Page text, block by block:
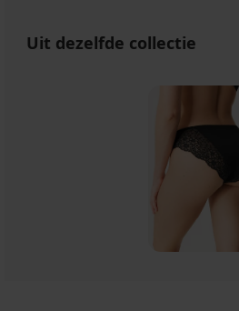
Uit dezelfde collectie